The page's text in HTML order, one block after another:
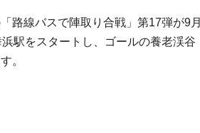
路線バスで陣取り合戦」第17弾が9月
駅をスタートし、ゴールの養老渓谷
。